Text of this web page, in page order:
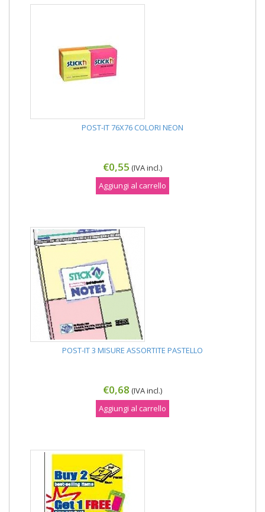
POST-IT 76X76 COLORI NEON
€0,55 (IVA incl.)
Aggiungi al carrello
POST-IT 3 MISURE ASSORTITE PASTELLO
€0,68 (IVA incl.)
Aggiungi al carrello